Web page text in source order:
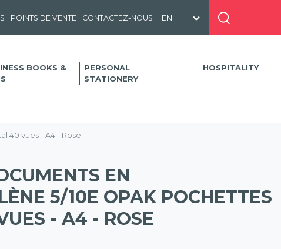
POINTS DE VENTE CONTACTEZ-NOUS
BOOKS &
PERSONAL
STATIONERY
HOSPITALITY
40 vues - A4 - Rose
EN
5/10E OPAK POCHETTES
- A4 - ROSE